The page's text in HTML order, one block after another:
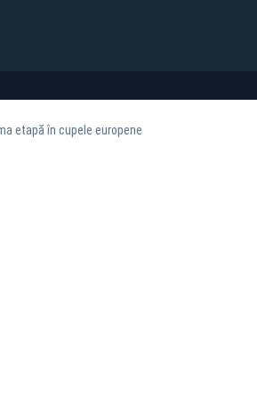
etapă în cupele europene